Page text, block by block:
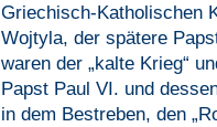
Griechisch-Katholischen
Wojtyla, der spätere
waren der „kalte Krieg“
Papst Paul VI. und
in dem Bestreben, den